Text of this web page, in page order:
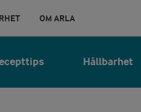
OM ARLA
Hållbarhet